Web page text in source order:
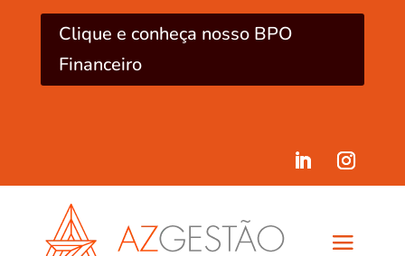
Clique e conheça nosso BPO
Financeiro